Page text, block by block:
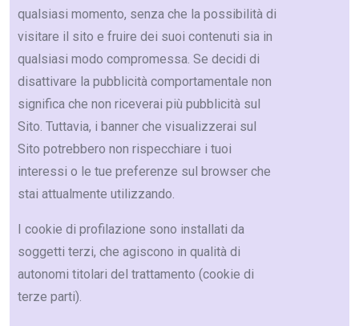
qualsiasi momento, senza che la possibilità di
visitare il sito e fruire dei suoi contenuti sia in
qualsiasi modo compromessa. Se decidi di
disattivare la pubblicità comportamentale non
significa che non riceverai più pubblicità sul
Sito. Tuttavia, i banner che visualizzerai sul
Sito potrebbero non rispecchiare i tuoi
interessi o le tue preferenze sul browser che
stai attualmente utilizzando.
I cookie di profilazione sono installati da
soggetti terzi, che agiscono in qualità di
autonomi titolari del trattamento (cookie di
terze parti).